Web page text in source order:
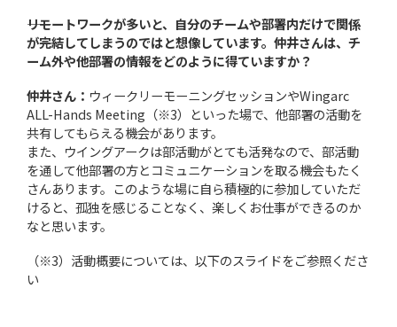
――リモートワークが多いと、自分のチームや部署内だけで関係
が完結してしまうのではと想像しています。仲井さんは、チ
ーム外や他部署の情報をどのように得ていますか？
仲井さん： ウィークリーモーニングセッションやWingarc
ALL-Hands Meeting（※3）といった場で、他部署の活動を
共有してもらえる機会があります。
また、ウイングアークは部活動がとても活発なので、部活動
を通して他部署の方とコミュニケーションを取る機会もたく
さんあります。このような場に自ら積極的に参加していただ
けると、孤独を感じることなく、楽しくお仕事ができるのか
なと思います。
（※3）活動概要については、以下のスライドをご参照くださ
い